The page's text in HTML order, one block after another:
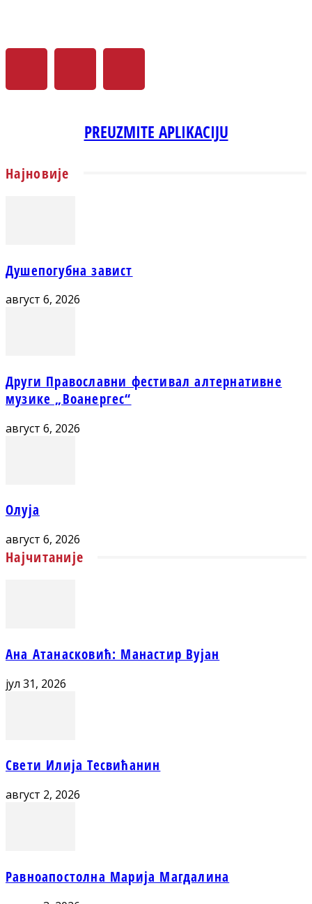
PREUZMITE APLIKACIJU
Најновије
Душепогубна завист
август 6, 2026
Други Православни фестивал алтернативне
музике „Воанергес“
август 6, 2026
Олуја
август 6, 2026
Најчитаније
Ана Атанасковић: Манастир Вујан
јул 31, 2026
Свети Илија Тесвићанин
август 2, 2026
Равноапостолна Марија Магдалина